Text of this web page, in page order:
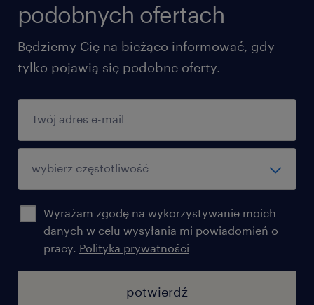
podobnych ofertach
Będziemy Cię na bieżąco informować, gdy
tylko pojawią się podobne oferty.
Wyrażam zgodę na wykorzystywanie moich
danych w celu wysyłania mi powiadomień o
pracy. Polityka prywatności
potwierdź